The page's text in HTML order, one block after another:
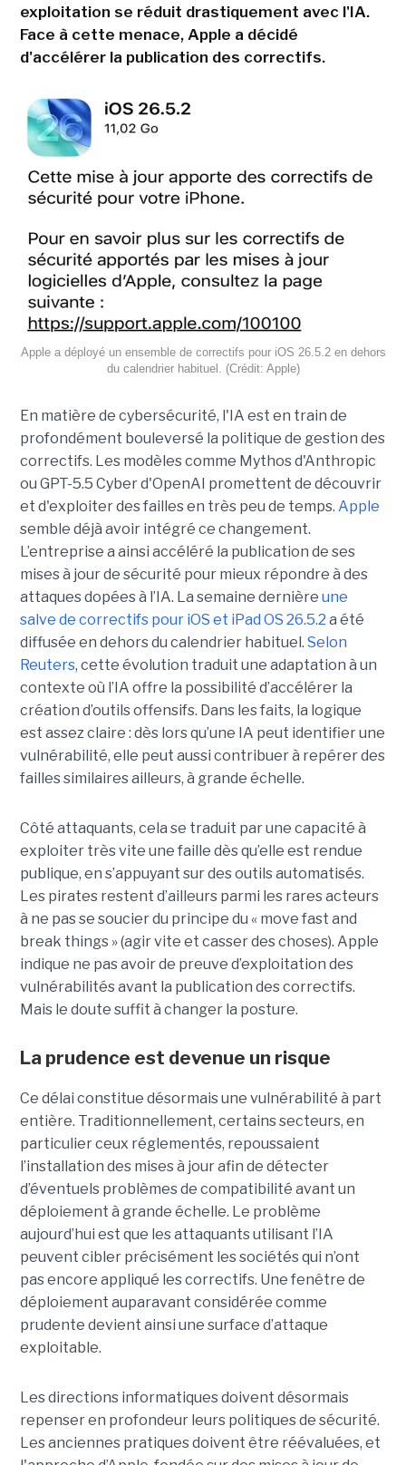
exploitation se réduit drastiquement avec l'IA.
Face à cette menace, Apple a décidé
d'accélérer la publication des correctifs.
Apple a déployé un ensemble de correctifs pour iOS 26.5.2 en dehors
du calendrier habituel. (Crédit: Apple)
En matière de cybersécurité, l'IA est en train de
profondément bouleversé la politique de gestion des
correctifs. Les modèles comme Mythos d'Anthropic
ou GPT-5.5 Cyber d'OpenAI promettent de découvrir
et d'exploiter des failles en très peu de temps. Apple
semble déjà avoir intégré ce changement.
L’entreprise a ainsi accéléré la publication de ses
mises à jour de sécurité pour mieux répondre à des
attaques dopées à l’IA. La semaine dernière une
salve de correctifs pour iOS et iPad OS 26.5.2 a été
diffusée en dehors du calendrier habituel. Selon
Reuters, cette évolution traduit une adaptation à un
contexte où l’IA offre la possibilité d’accélérer la
création d’outils offensifs. Dans les faits, la logique
est assez claire : dès lors qu’une IA peut identifier une
vulnérabilité, elle peut aussi contribuer à repérer des
failles similaires ailleurs, à grande échelle.
Côté attaquants, cela se traduit par une capacité à
exploiter très vite une faille dès qu’elle est rendue
publique, en s’appuyant sur des outils automatisés.
Les pirates restent d’ailleurs parmi les rares acteurs
à ne pas se soucier du principe du « move fast and
break things » (agir vite et casser des choses). Apple
indique ne pas avoir de preuve d’exploitation des
vulnérabilités avant la publication des correctifs.
Mais le doute suffit à changer la posture.
La prudence est devenue un risque
Ce délai constitue désormais une vulnérabilité à part
entière. Traditionnellement, certains secteurs, en
particulier ceux réglementés, repoussaient
l’installation des mises à jour afin de détecter
d’éventuels problèmes de compatibilité avant un
déploiement à grande échelle. Le problème
aujourd’hui est que les attaquants utilisant l’IA
peuvent cibler précisément les sociétés qui n’ont
pas encore appliqué les correctifs. Une fenêtre de
déploiement auparavant considérée comme
prudente devient ainsi une surface d’attaque
exploitable.
Les directions informatiques doivent désormais
repenser en profondeur leurs politiques de sécurité.
Les anciennes pratiques doivent être réévaluées, et